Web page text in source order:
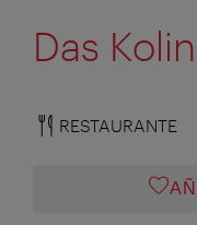
Das Kolin
RESTAURANTE